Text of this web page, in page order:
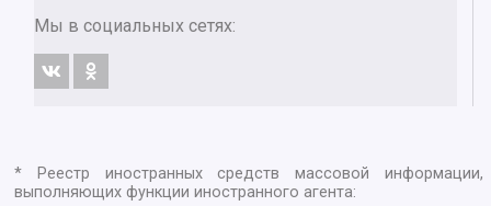
Мы в социальных сетях:
* Реестр иностранных средств массовой информации,
выполняющих функции иностранного агента: